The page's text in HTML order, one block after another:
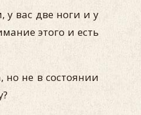
у вас две ноги и у
этого и есть
но не в состоянии